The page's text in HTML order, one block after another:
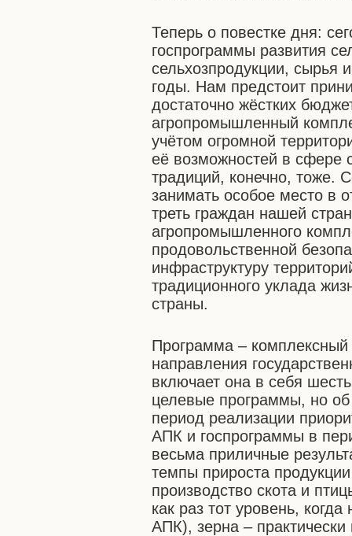
Теперь о повестке дня:
госпрограммы развития
сельхозпродукции, сырья
годы. Нам предстоит
достаточно жёстких
агропромышленный
учётом огромной
её возможностей в сфере
традиций, конечно, тоже.
занимать особое место в
треть граждан нашей
агропромышленного
продовольственной
инфраструктуру
традиционного уклада
страны.
Программа –
направления
включает она в себя
целевые программы, но
период реализации
АПК и госпрограммы в
весьма приличные
темпы прироста
производство скота и
как раз тот уровень,
АПК), зерна – практически